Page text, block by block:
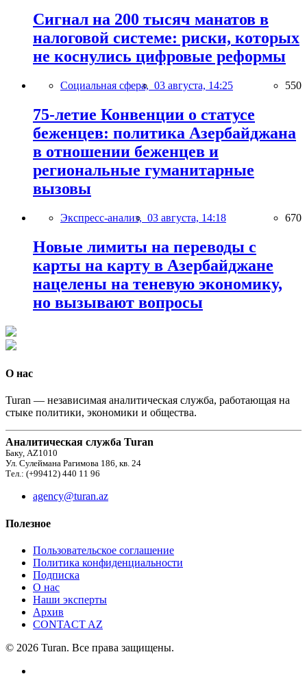
Сигнал на 200 тысяч манатов в
налоговой системе: риски, которых
не коснулись цифровые реформы
Социальная сфера, 03 августа, 14:25 550
75-летие Конвенции о статусе
беженцев: политика Азербайджана
в отношении беженцев и
региональные гуманитарные
вызовы
Экспресс-анализ, 03 августа, 14:18 670
Новые лимиты на переводы с
карты на карту в Азербайджане
нацелены на теневую экономику,
но вызывают вопросы
О нас
Turan — независимая аналитическая служба, работающая на
стыке политики, экономики и общества.
Аналитическая служба Turan
Баку, AZ1010
Ул. Сулеймана Рагимова 186, кв. 24
Тел.: (+99412) 440 11 96
agency@turan.az
Полезное
Пользовательское соглашение
Политика конфиденциальности
Подписка
О нас
Наши эксперты
Архив
CONTACT AZ
© 2026 Turan. Все права защищены.